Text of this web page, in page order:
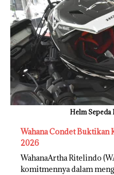
Helm
Wahana Condet Buktikan
2026
WahanaArtha Ritelindo
komitmennya dalam